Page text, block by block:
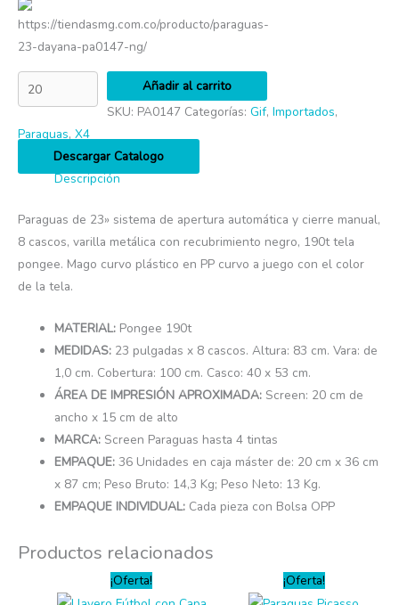
https://tiendasmg.com.co/producto/paraguas-
23-dayana-pa0147-ng/
Añadir al carrito
SKU: PA0147 Categorías: Gif, Importados,
Paraguas, X4
Descargar Catalogo
Descripción
Paraguas de 23» sistema de apertura automática y cierre manual,
8 cascos, varilla metálica con recubrimiento negro, 190t tela
pongee. Mago curvo plástico en PP curvo a juego con el color
de la tela.
MATERIAL: Pongee 190t
MEDIDAS: 23 pulgadas x 8 cascos. Altura: 83 cm. Vara: de
1,0 cm. Cobertura: 100 cm. Casco: 40 x 53 cm.
ÁREA DE IMPRESIÓN APROXIMADA: Screen: 20 cm de
ancho x 15 cm de alto
MARCA: Screen Paraguas hasta 4 tintas
EMPAQUE:36 Unidades en caja máster de: 20 cm x 36 cm
x 87 cm; Peso Bruto: 14,3 Kg; Peso Neto: 13 Kg.
EMPAQUE INDIVIDUAL: Cada pieza con Bolsa OPP
Productos relacionados
¡Oferta! ¡Oferta!